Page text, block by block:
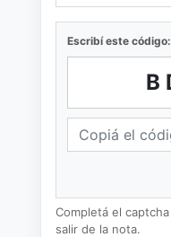
Escribí este código:
Completá el
salir de la nota.